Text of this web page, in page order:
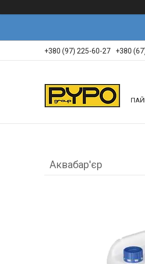
+380 (97) 225-60-27 +380
Аквабар'єр